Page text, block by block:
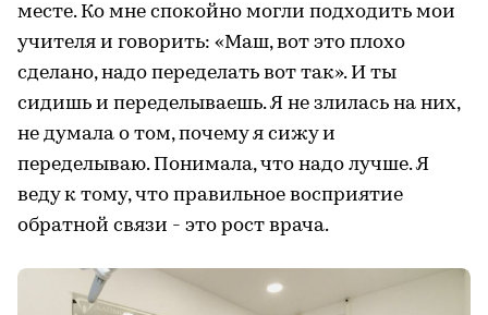
месте. Ко мне спокойно могли подходить мои
учителя и говорить: «Маш, вот это плохо
сделано, надо переделать вот так». И ты
сидишь и переделываешь. Я не злилась на них,
не думала о том, почему я сижу и
переделываю. Понимала, что надо лучше. Я
веду к тому, что правильное восприятие
обратной связи - это рост врача.